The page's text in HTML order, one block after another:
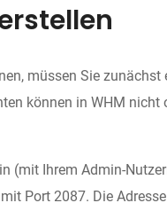
müssen Sie zunächst
können in WHM nicht
(mit Ihrem Admin-
Port 2087. Die